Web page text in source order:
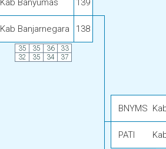
Kab Banyumas 139
Kab Banjarnegara 138
35 35 36
33
32
35 34 37
BNYMS
PATI